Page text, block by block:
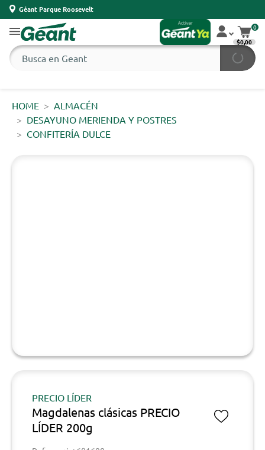
Géant Parque Roosevelt
0
$0,00
HOME
ALMACÉN
DESAYUNO MERIENDA Y POSTRES
CONFITERÍA DULCE
PRECIO LÍDER
Magdalenas clásicas PRECIO
LÍDER 200g